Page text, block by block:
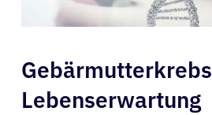
Gebärmutterkrebs
Lebenserwartung